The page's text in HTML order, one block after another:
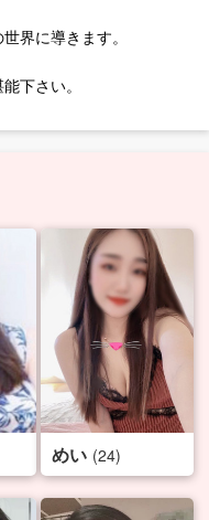
界に導きます。
下さい。
めい (24)